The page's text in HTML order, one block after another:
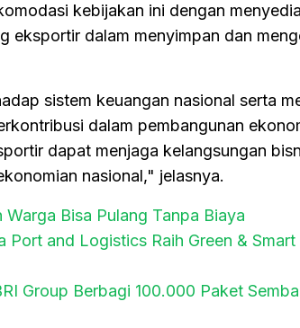
kebijakan ini dengan
eksportir dalam menyimpan dan
sistem keuangan nasional serta
dalam pembangunan
dapat menjaga kelangsungan
nasional," jelasnya.
Bisa Pulang Tanpa Biaya
Port and Logistics Raih Green &
Group Berbagi 100.000 Paket